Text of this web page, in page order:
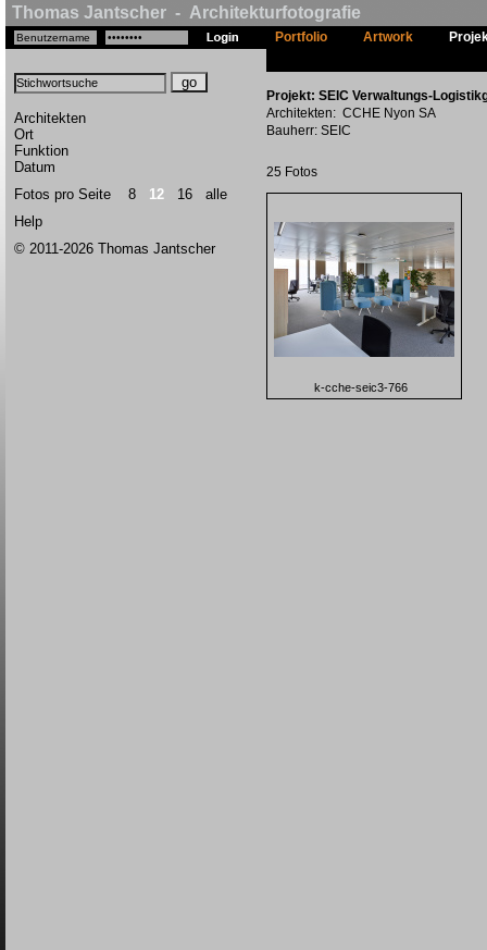
Thomas Jantscher - Architekturfotografie
Architekten
Ort
Funktion
Datum
Fotos pro Seite 8 12 16
alle
Help
© 2011-2026 Thomas Jantscher
Portfolio Artwork
Projekt: SEIC Verwaltungs-
Architekten: CCHE Nyon SA
Bauherr: SEIC
25 Fotos
k-cche-seic3-766